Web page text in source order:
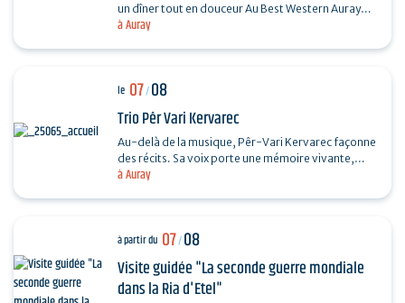
à Auray
un dîner tout en douceur Au Best Western Auray
Hôtel du Loch, la terrasse du restaurant La
à Auray
le 07/08
Trio Pêr Vari Kervarec
Au-delà de la musique, Pêr-Vari Kervarec façonne
des récits. Sa voix porte une mémoire vivante,
enracinée dans l’âme collective, où chaque mot…
à partir du 07/08
Visite guidée "La seconde guerre mondiale
dans la Ria d'Etel"